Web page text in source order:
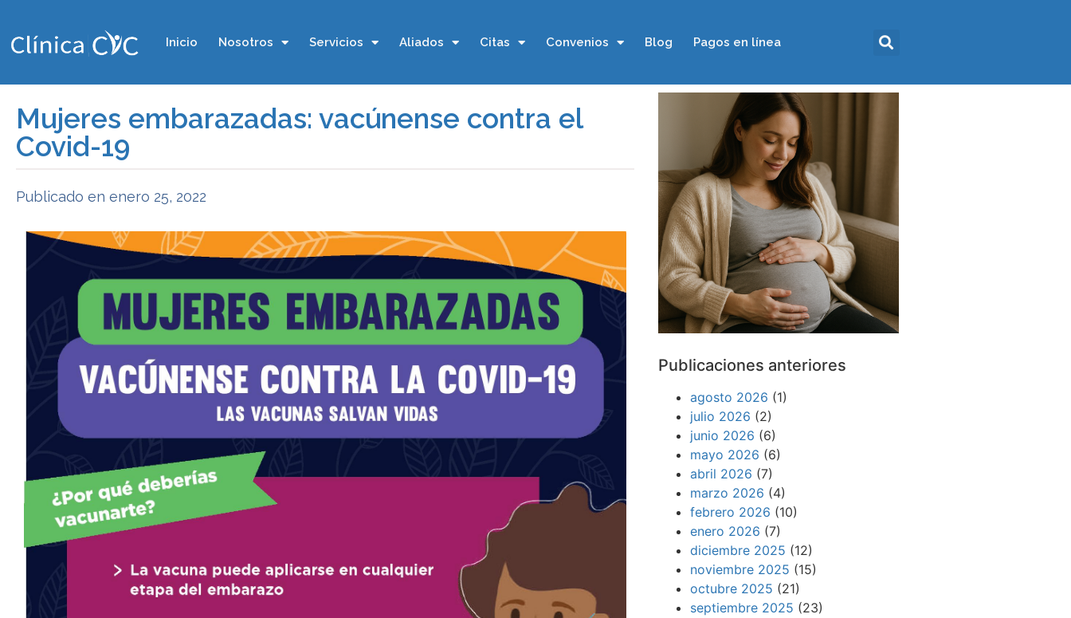
Inicio Nosotros Servicios Aliados Citas Convenios Blog Pagos en línea
Mujeres embarazadas: vacúnense contra el
Covid-19
Publicado en enero 25, 2022
Publicaciones anteriores
agosto 2026 (1)
julio 2026 (2)
junio 2026 (6)
mayo 2026 (6)
abril 2026 (7)
marzo 2026 (4)
febrero 2026 (10)
enero 2026 (7)
diciembre 2025 (12)
noviembre 2025 (15)
octubre 2025 (21)
septiembre 2025 (23)